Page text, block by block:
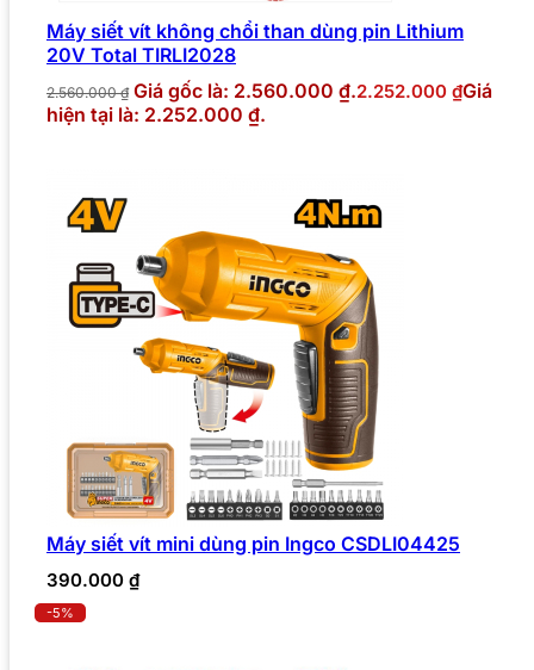
Máy siết vít không chổi than dùng pin Lithium
20V Total TIRLI2028
2.560.000₫ Giá gốc là: 2.560.000 ₫.2.252.000 ₫Giá
hiện tại là: 2.252.000 ₫.
Máy siết vít mini dùng pin Ingco CSDLI04425
390.000 ₫
-5%